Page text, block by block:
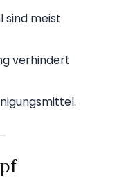
sind meist
verhindert